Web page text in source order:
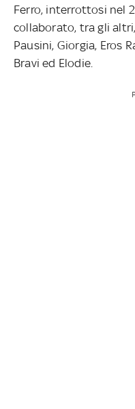
Ferro, interrottosi nel
collaborato, tra gli
Pausini, Giorgia, Eros
Bravi ed Elodie.